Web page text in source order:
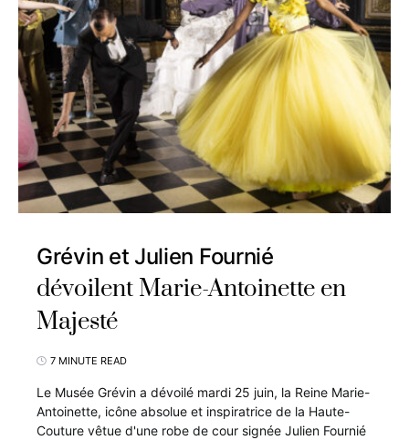
Grévin et Julien Fournié
dévoilent Marie-Antoinette en
Majesté
7 MINUTE READ
Le Musée Grévin a dévoilé mardi 25 juin, la Reine Marie-
Antoinette, icône absolue et inspiratrice de la Haute-
Couture vêtue d'une robe de cour signée Julien Fournié